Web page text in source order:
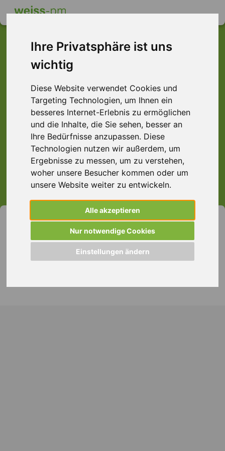
Ihre Privatsphäre ist uns
wichtig
Diese Website verwendet Cookies und
Targeting Technologien, um Ihnen ein
besseres Internet-Erlebnis zu ermöglichen
und die Inhalte, die Sie sehen, besser an
Ihre Bedürfnisse anzupassen. Diese
Technologien nutzen wir außerdem, um
Ergebnisse zu messen, um zu verstehen,
woher unsere Besucher kommen oder um
unsere Website weiter zu entwickeln.
Alle akzeptieren
Nur notwendige Cookies
Einstellungen ändern
Dieser Job ist leider
nicht mehr verfügbar ...
... aber vielleicht ist hier etwas dabei:
> Alle Jobs anzeigen.